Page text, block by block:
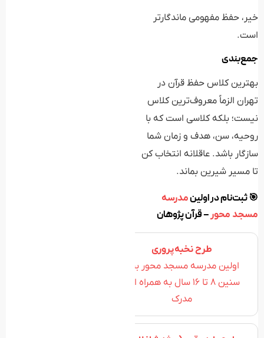
بهترین کلاس حفظ قرآن در
نیست؛ بلکه کلاسی است که با
روحیه، سن، هدف و زمان شما
سازگار باشد. عاقلانه انتخاب کن
تا مسیر شیرین بماند.
🎯 ثبت‌نام در اولین
مدرسه
مسجد محور – قرآن پژوهان
طرح نخبه‌پروری
اولین مدرسه مسجد محور برای
مدرک
طرح پاره وقت (ویژه شاغلان و
عموم )
زمان کم اما پیوسته؛ با پشتیبانی